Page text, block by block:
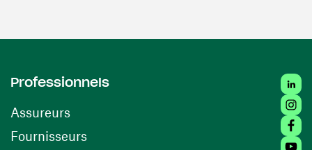
Professionnels
Assureurs
Fournisseurs(ouvre une nouvelle fenêtre)